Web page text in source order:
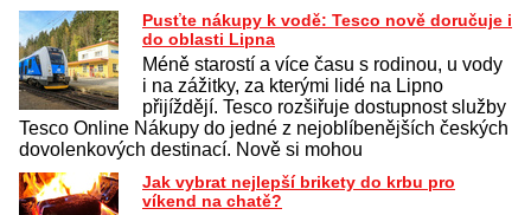
Pusťte nákupy k vodě: Tesco nově doručuje i
do oblasti Lipna
Méně starostí a více času s rodinou, u vody
i na zážitky, za kterými lidé na Lipno
přijíždějí. Tesco rozšiřuje dostupnost služby
Tesco Online Nákupy do jedné z nejoblíbenějších českých
dovolenkových destinací. Nově si mohou
Jak vybrat nejlepší brikety do krbu pro
víkend na chatě?